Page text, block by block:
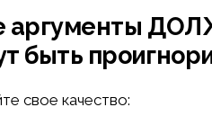
аргументы
быть
свое качество: